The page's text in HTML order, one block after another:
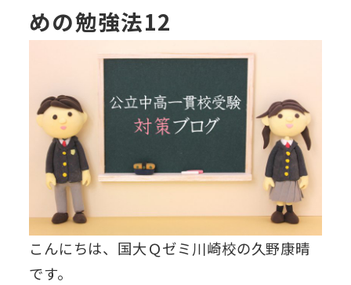
めの勉強法12
こんにちは、国大Ｑゼミ川崎校の久野康晴
です。